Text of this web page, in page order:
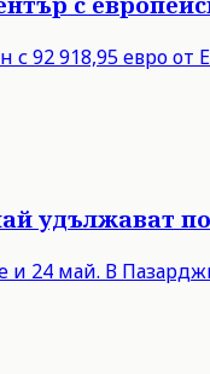
92 918,95 евро
удължават
24 май. В